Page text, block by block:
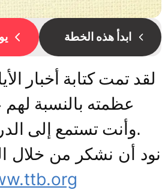
ابدأ هذه الخطة
لقد تمت كتابة أخبار
عظمته بالنسبة لهم
وأنت تستمع إلى الدراسة الصوتية وتقرأ آيات مختارة من كلمة الله.
نود أن نشكر من خلال